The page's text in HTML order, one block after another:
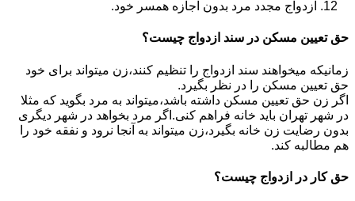
ازدواج مجدد مرد بدون اجازه همسر خود.
حق تعیین مسکن در سند ازدواج چیست؟
زمانیکه میخواهند سند ازدواج را تنظیم کنند،زن میتواند برای خود
حق تعیین مسکن را در نظر بگیرد.
اگر زن حق تعیین مسکن داشته باشد،میتواند به مرد بگوید که مثلا
در شهر تهران باید خانه فراهم کنی.اگر مرد بخواهد در شهر دیگری
بدون رضایت زن خانه بگیرد،زن میتواند به آنجا نرود و نفقه خود را
هم مطالبه کند.
حق کار در ازدواج چیست؟